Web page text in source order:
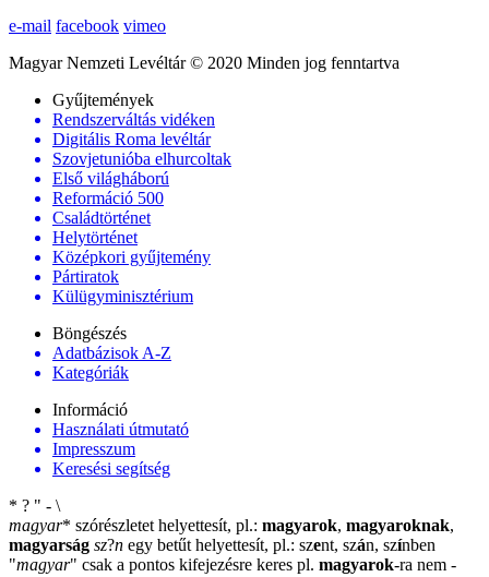
e-mail facebook vimeo
Magyar Nemzeti Levéltár © 2020 Minden jog fenntartva
Gyűjtemények
Rendszerváltás vidéken
Digitális Roma levéltár
Szovjetunióba elhurcoltak
Első világháború
Reformáció 500
Családtörténet
Helytörténet
Középkori gyűjtemény
Pártiratok
Külügyminisztérium
Böngészés
Adatbázisok A-Z
Kategóriák
Információ
Használati útmutató
Impresszum
Keresési segítség
* ? " - \
magyar* szórészletet helyettesít, pl.: magyarok, magyaroknak,
magyarság sz?n egy betűt helyettesít, pl.: szent, szán, színben
"magyar" csak a pontos kifejezésre keres pl. magyarok-ra nem -